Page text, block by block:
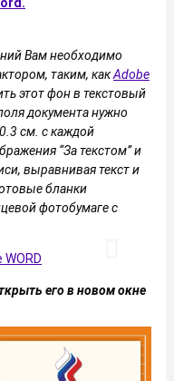
Вам необходимо
таким, какAdobe
этот фон в текстовый
документа нужно
см. с каждой
“За текстом” и
выравнивая текст и
бланки
фотобумаге с
его в новом окне